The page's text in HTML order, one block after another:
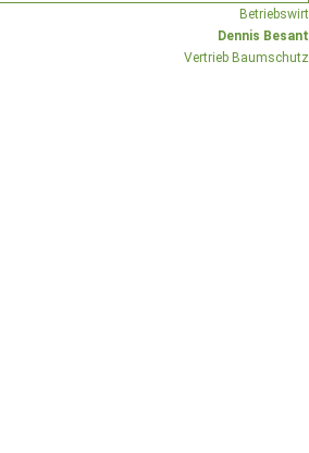
Betriebswirt
Dennis Besant
Vertrieb Baumschutz